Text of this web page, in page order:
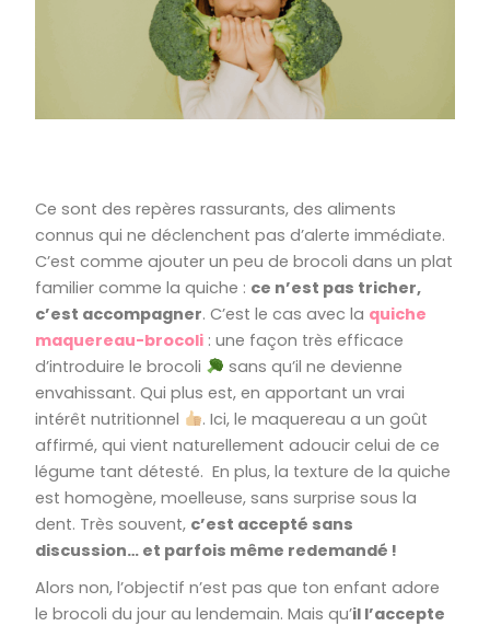
Ce sont des repères rassurants, des aliments
connus qui ne déclenchent pas d’alerte immédiate.
C’est comme ajouter un peu de brocoli dans un plat
familier comme la quiche : ce n’est pas tricher,
c’est accompagner. C’est le cas avec la quiche
maquereau-brocoli : une façon très efficace
d’introduire le brocoli
sans qu’il ne devienne
envahissant. Qui plus est, en apportant un vrai
intérêt nutritionnel
. Ici, le maquereau a un goût
affirmé, qui vient naturellement adoucir celui de ce
légume tant détesté. En plus, la texture de la quiche
est homogène, moelleuse, sans surprise sous la
dent. Très souvent, c’est accepté sans
discussion… et parfois même redemandé !
Alors non, l’objectif n’est pas que ton enfant adore
le brocoli du jour au lendemain. Mais qu’il l’accepte